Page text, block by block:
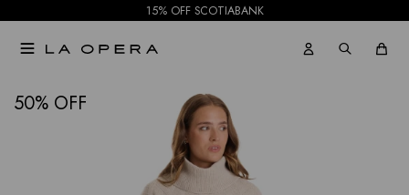
15% OFF SCOTIABANK

50 NOTIFICARME